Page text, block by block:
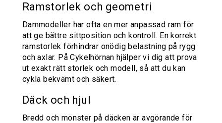
Ramstorlek och geometri
Dammodeller har ofta en mer anpassad ram för
att ge bättre sittposition och kontroll. En korrekt
ramstorlek förhindrar onödig belastning på rygg
och axlar. På Cykelhörnan hjälper vi dig att prova
ut exakt rätt storlek och modell, så att du kan
cykla bekvämt och säkert.
Däck och hjul
Bredd och mönster på däcken är avgörande för